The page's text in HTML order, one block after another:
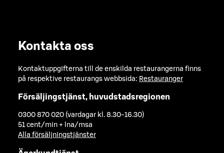
Kontakta oss
Kontaktuppgifterna till de enskilda restaurangerna finns
på respektive restaurangs webbsida: Restauranger
Försäljingstjänst, huvudstadsregionen
0300 870 020 (vardagar kl. 8.30-16.30)
51 cent/min + lna/msa
Alla försäljningstjänster